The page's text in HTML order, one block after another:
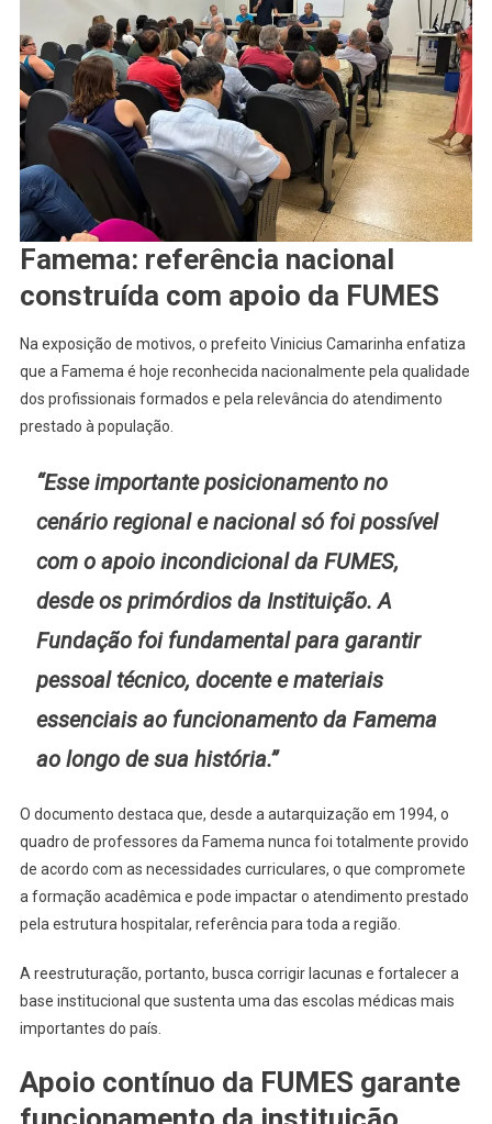
Famema: referência nacional
construída com apoio da FUMES
Na exposição de motivos, o prefeito Vinicius Camarinha enfatiza
que a Famema é hoje reconhecida nacionalmente pela qualidade
dos profissionais formados e pela relevância do atendimento
prestado à população.
“Esse importante posicionamento no
cenário regional e nacional só foi possível
com o apoio incondicional da FUMES,
desde os primórdios da Instituição. A
Fundação foi fundamental para garantir
pessoal técnico, docente e materiais
essenciais ao funcionamento da Famema
ao longo de sua história.”
O documento destaca que, desde a autarquização em 1994, o
quadro de professores da Famema nunca foi totalmente provido
de acordo com as necessidades curriculares, o que compromete
a formação acadêmica e pode impactar o atendimento prestado
pela estrutura hospitalar, referência para toda a região.
A reestruturação, portanto, busca corrigir lacunas e fortalecer a
base institucional que sustenta uma das escolas médicas mais
importantes do país.
Apoio contínuo da FUMES garante